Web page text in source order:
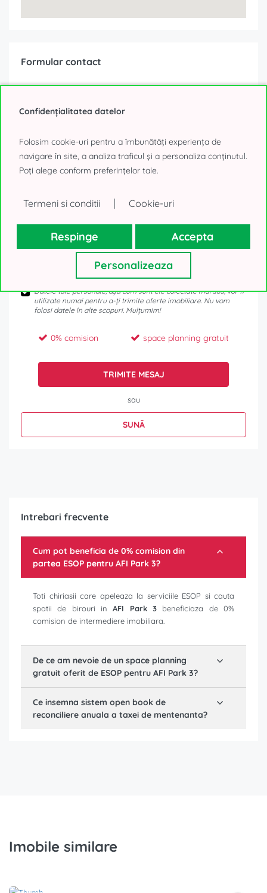
Formular contact
Datele tale personale, așa cum sunt ele colectate mai sus, vor fi
utilizate numai pentru a-ți trimite oferte imobiliare. Nu vom
folosi datele în alte scopuri. Mulțumim!
0% comision space planning gratuit
TRIMITE MESAJ
sau
SUNĂ
Intrebari frecvente
Cum pot beneficia de 0% comision din
partea ESOP pentru AFI Park 3?
Toti chiriasii care apeleaza la serviciile ESOP si cauta
spatii de birouri inAFI Park 3 beneficiaza de 0%
comision de intermediere imobiliara.
De ce am nevoie de un space planning
gratuit oferit de ESOP pentru AFI Park 3?
Ce insemna sistem open book de
reconciliere anuala a taxei de mentenanta?
Imobile similare
Confidențialitatea datelor
Folosim cookie-uri pentru a îmbunătăți experiența de
navigare în site, a analiza traficul și a personaliza conținutul.
Poți alege conform preferințelor tale.
Termeni si conditii | Cookie-uri
Respinge Accepta
Personalizeaza